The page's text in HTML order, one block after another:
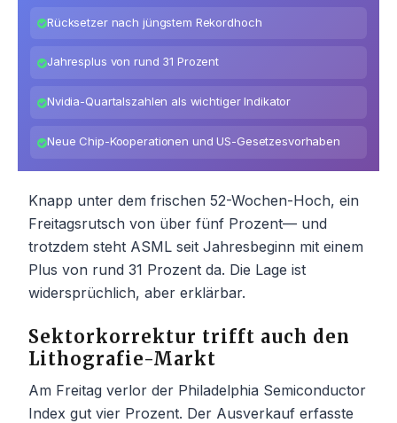
Rücksetzer nach jüngstem Rekordhoch
Jahresplus von rund 31 Prozent
Nvidia-Quartalszahlen als wichtiger Indikator
Neue Chip-Kooperationen und US-Gesetzesvorhaben
Knapp unter dem frischen 52-Wochen-Hoch, ein
Freitagsrutsch von über fünf Prozent— und
trotzdem steht ASML seit Jahresbeginn mit einem
Plus von rund 31 Prozent da. Die Lage ist
widersprüchlich, aber erklärbar.
Sektorkorrektur trifft auch den
Lithografie-Markt
Am Freitag verlor der Philadelphia Semiconductor
Index gut vier Prozent. Der Ausverkauf erfasste